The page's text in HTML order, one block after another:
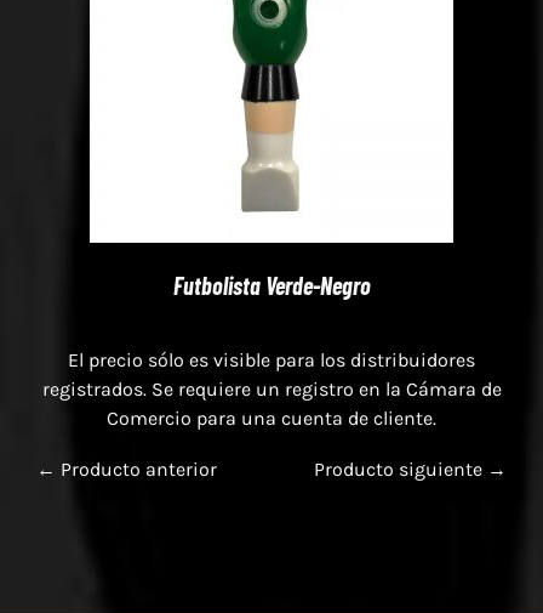
Futbolista Verde-Negro
El precio sólo es visible para los distribuidores
registrados. Se requiere un registro en la Cámara de
Comercio para una cuenta de cliente.
← Producto anterior Producto siguiente →